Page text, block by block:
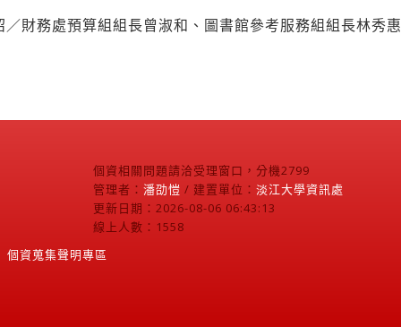
財務處預算組組長曾淑和、圖書館參考服務組組長林秀惠
個資相關問題請洽受理窗口，分機2799
管理者： 潘劭愷 / 建置單位： 淡江大學資訊處
更新日期：2026-08-06 06:43:13
線上人數：1558
個資蒐集聲明專區